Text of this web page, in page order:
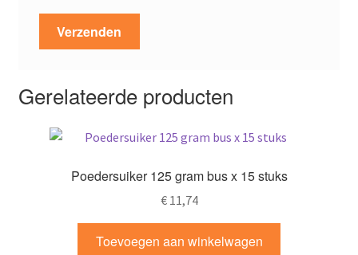
Gerelateerde producten
Poedersuiker 125 gram bus x 15 stuks
€11,74
Toevoegen aan winkelwagen